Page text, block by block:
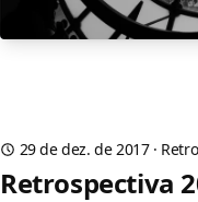
29 de dez. de 2017·
Retrospectiva